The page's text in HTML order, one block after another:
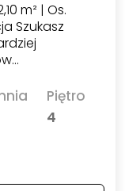
m² | Os.
Szukasz
Piętro
4